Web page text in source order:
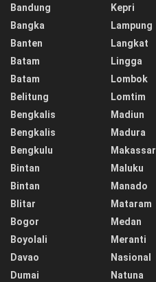
Bandung
Bangka
Banten
Batam
Batam
Belitung
Bengkalis
Bengkalis
Bengkulu
Bintan
Bintan
Blitar
Bogor
Boyolali
Davao
Dumai
Kepri
Lampung
Langkat
Lingga
Lombok
Lomtim
Madiun
Madura
Makassar
Maluku
Manado
Mataram
Medan
Meranti
Nasional
Natuna